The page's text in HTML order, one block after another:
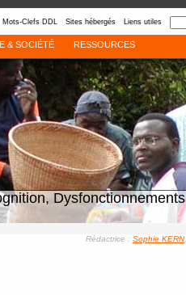
Mots-Clefs DDL Sites hébergés Liens utiles
& SOCIÉTÉ RESSOURCES
Dysfonctionnements
Rédactrice : Sophie KERN,